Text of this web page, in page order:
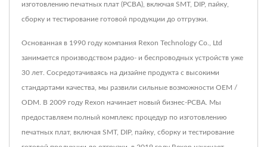
изготовлению печатных плат (PCBA), включая SMT, DIP, пайку,
сборку и тестирование готовой продукции до отгрузки.
Основанная в 1990 году компания Rexon Technology Co., Ltd
занимается производством радио- и беспроводных устройств уже
30 лет. Сосредотачиваясь на дизайне продукта с высокими
стандартами качества, мы развили сильные возможности OEM /
ODM. В 2009 году Rexon начинает новый бизнес-PCBA. Мы
предоставляем полный комплекс процедур по изготовлению
печатных плат, включая SMT, DIP, пайку, сборку и тестирование